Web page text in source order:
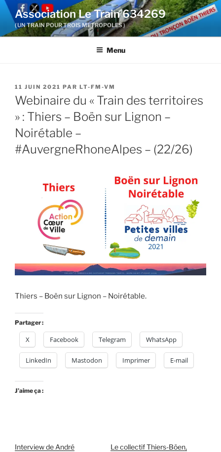
Aller
contenu
Association Le Train 634269
( UN TRAIN POUR TROIS METROPOLES )
Menu
PUBLIÉ
LE
11 JUIN 2021 PAR LT-FM-VM
Webinaire du « Train des territoires
» : Thiers – Boën sur Lignon –
Noirétable –
#AuvergneRhoneAlpes – (22/26)
Thiers – Boën sur Lignon – Noirétable.
Partager :
X Facebook Telegram WhatsApp
LinkedIn Mastodon Imprimer E-mail
J’aime ça :
Interview de André
Le collectif Thiers-Böen,